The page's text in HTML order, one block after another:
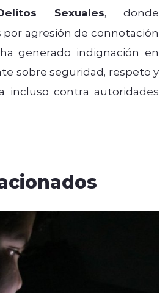
Sexuales, donde
agresión de connotación
generado indignación en
sobre seguridad, respeto y
incluso contra autoridades